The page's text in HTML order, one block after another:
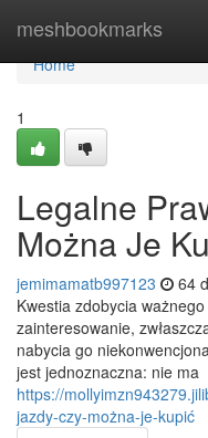
meshbookmarks
Home
Home
1
Legalne
Można Je
jemimamatb997123 64
Kwestia zdobycia
zainteresowanie,
nabycia go
jest jednoznaczna: nie ma
https://
jazdy-czy-można-je-kupić